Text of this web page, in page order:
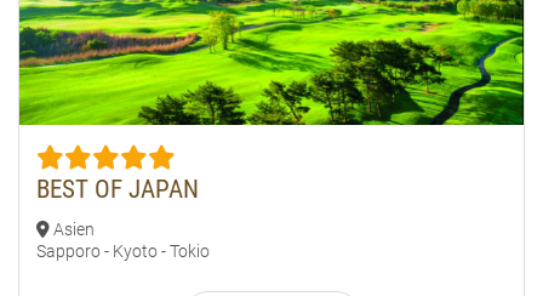
BEST OF JAPAN
Asien
Sapporo - Kyoto - Tokio